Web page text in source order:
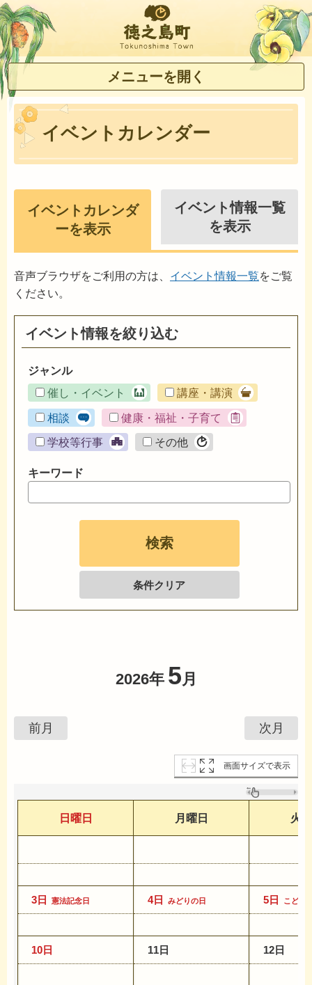
徳之島町
メニューを開く
イベントカレンダー
イベントカレンダ
ーを表示
イベント情報一覧
を表示
音声ブラウザをご利用の方は、 イベント情報一覧をご覧
ください。
イベント情報を絞り込む
ジャンル
催し・イベント
講座・講演
相談 健康・福祉・子育て
学校等行事 その他
キーワード
条件クリア
前月
2026年 5 月
次月
画面サイズで表示
日曜日 月曜日 火
3日 憲法記念日 4日 みどりの日 5日 こども
10日 11日 12日